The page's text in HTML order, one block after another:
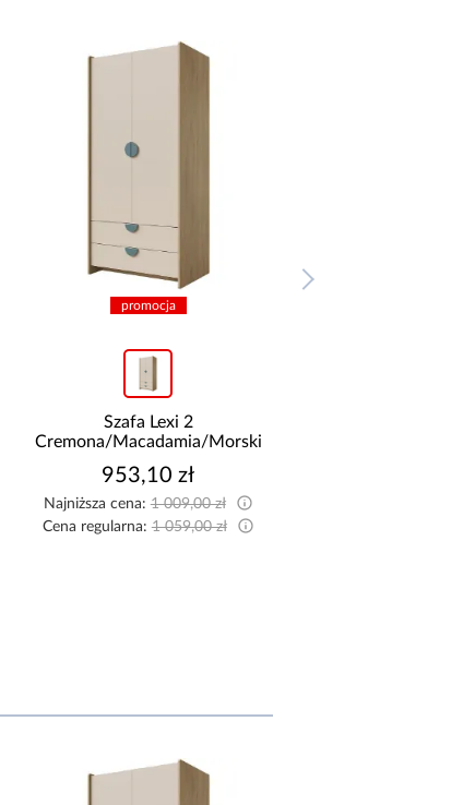
promocja
Szafa Lexi 2
Cremona/Macadamia/Morski
953,10 zł
Najniższa cena:1 009,00 zł
Cena regularna:1 059,00 zł